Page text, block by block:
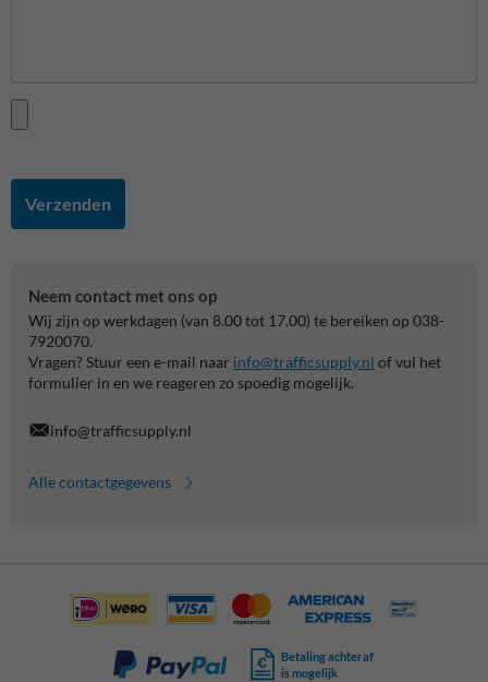
Verzenden
Neem contact met ons op
Wij zijn op werkdagen (van 8.00 tot 17.00) te bereiken op 038-
7920070.
Vragen? Stuur een e-mail naar info@trafficsupply.nl of vul het
formulier in en we reageren zo spoedig mogelijk.
info@trafficsupply.nl
Alle contactgegevens
Betaling achteraf
is mogelijk